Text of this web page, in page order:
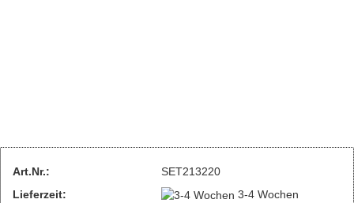
Art.Nr.:
SET213220
Lieferzeit:
3-4 Wochen